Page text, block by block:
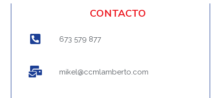
CONTACTO
673 579 877
mikel@ccmlamberto.com